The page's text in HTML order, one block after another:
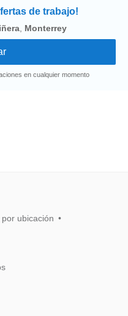
de trabajo!
Monterrey
en cualquier momento
ubicación